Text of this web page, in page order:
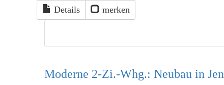
Details merken
Moderne 2-Zi.-Whg.: Neubau in